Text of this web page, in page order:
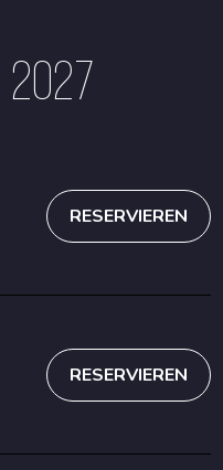
2027
RESERVIEREN
RESERVIEREN